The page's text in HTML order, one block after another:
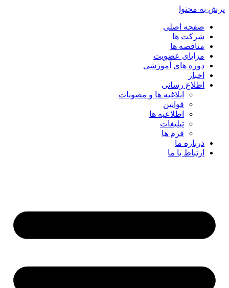
پرش به محتوا
صفحه اصلی
شرکت ها
مناقصه ها
مزایای عضویت
دوره های آموزشی
اخبار
اطلاع رسانی
ابلاغیه ها و مصوبات
قوانین
اطلاعیه ها
تبلیغات
فرم ها
درباره ما
ارتباط با ما